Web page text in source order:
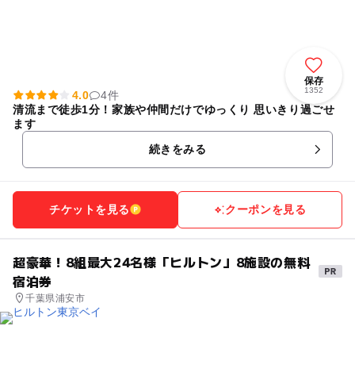
保存
1352
4.0
4件
清流まで徒歩1分！家族や仲間だけでゆっくり 思いきり過ごせ
ます
続きをみる
チケットを見る クーポンを見る
超豪華！8組最大24名様「ヒルトン」8施設の無料
宿泊券
千葉県浦安市